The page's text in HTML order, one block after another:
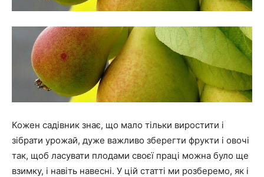
Кожен садівник знає, що мало тільки виростити і
зібрати урожай, дуже важливо зберегти фрукти і овочі
так, щоб ласувати плодами своєї праці можна було ще
взимку, і навіть навесні. У цій статті ми розберемо, як і